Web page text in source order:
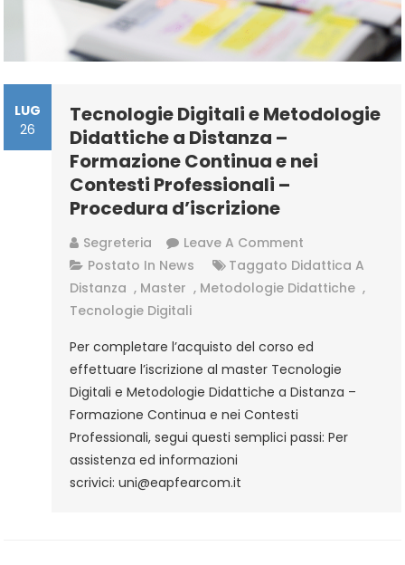
LUG
26
Tecnologie Digitali e Metodologie
Didattiche a Distanza –
Formazione Continua e nei
Contesti Professionali –
Procedura d’iscrizione
Segreteria Leave A Comment
Tecnologie
Digitali
Didattiche
A
Distanza
Formazione
Postato In News Taggato Didattica A
Distanza , Master , Metodologie Didattiche ,
Tecnologie Digitali
Per completare l’acquisto del corso ed
effettuare l’iscrizione al master Tecnologie
Digitali e Metodologie Didattiche a Distanza –
Formazione Continua e nei Contesti
Professionali, segui questi semplici passi: Per
assistenza ed informazioni
scrivici: uni@eapfearcom.it